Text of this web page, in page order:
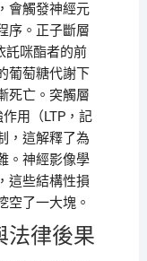
會觸發神經元
序。正子斷層
託咪酯者的前
葡萄糖代謝下
死亡。突觸層
用（LTP，記
，這解釋了為
。神經影像學
這些結構性損
空了一大塊。
法律後果